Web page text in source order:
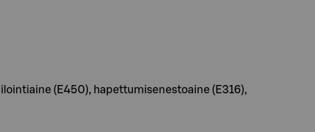
(E450), hapettumisenestoaine (E316),